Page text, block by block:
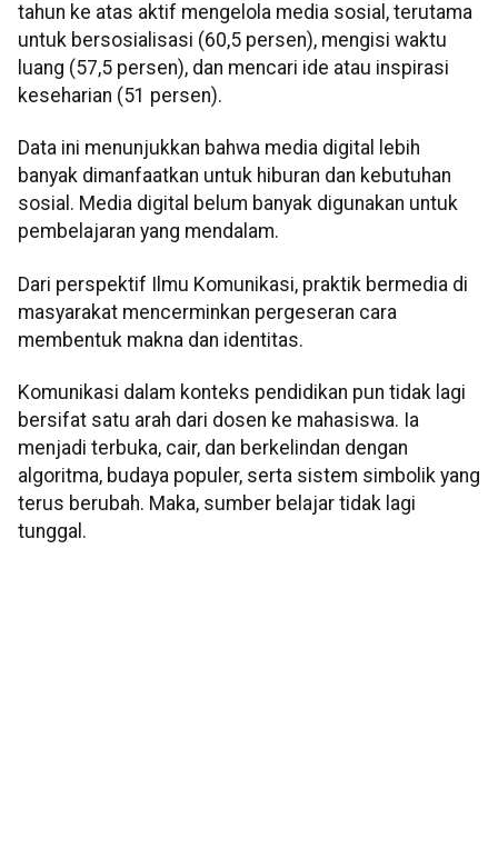
tahun ke atas aktif mengelola media sosial, terutama
untuk bersosialisasi (60,5 persen), mengisi waktu
luang (57,5 persen), dan mencari ide atau inspirasi
keseharian (51 persen).
Data ini menunjukkan bahwa media digital lebih
banyak dimanfaatkan untuk hiburan dan kebutuhan
sosial. Media digital belum banyak digunakan untuk
pembelajaran yang mendalam.
Dari perspektif Ilmu Komunikasi, praktik bermedia di
masyarakat mencerminkan pergeseran cara
membentuk makna dan identitas.
Komunikasi dalam konteks pendidikan pun tidak lagi
bersifat satu arah dari dosen ke mahasiswa. Ia
menjadi terbuka, cair, dan berkelindan dengan
algoritma, budaya populer, serta sistem simbolik yang
terus berubah. Maka, sumber belajar tidak lagi
tunggal.